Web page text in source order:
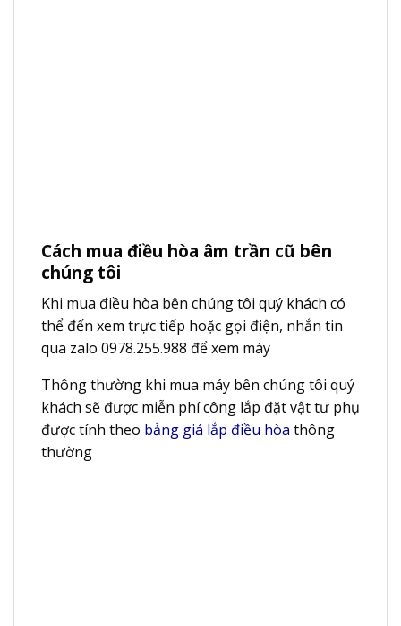
Cách mua điều hòa âm trần cũ bên
chúng tôi
Khi mua điều hòa bên chúng tôi quý khách có
thể đến xem trực tiếp hoặc gọi điện, nhắn tin
qua zalo 0978.255.988 để xem máy
Thông thường khi mua máy bên chúng tôi quý
khách sẽ được miễn phí công lắp đặt vật tư phụ
được tính theo bảng giá lắp điều hòa thông
thường